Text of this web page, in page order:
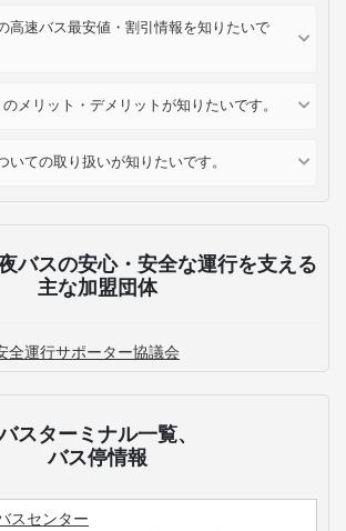
高速バス最安値・割引情報を知りたいで
メリット・デメリットが知りたいです。
いての取り扱いが知りたいです。
バスの安心・安全な運行を支える
主な加盟団体
全運行サポーター協議会
スターミナル一覧、
バス停情報
スセンター